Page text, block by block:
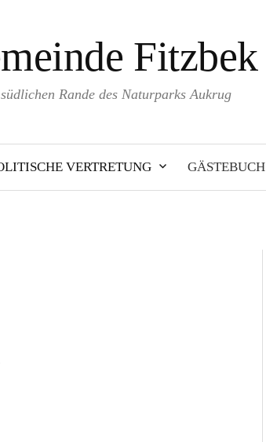
Fitzbek
Rande des Naturparks Aukrug
VERTRETUNG GÄSTEBUCH